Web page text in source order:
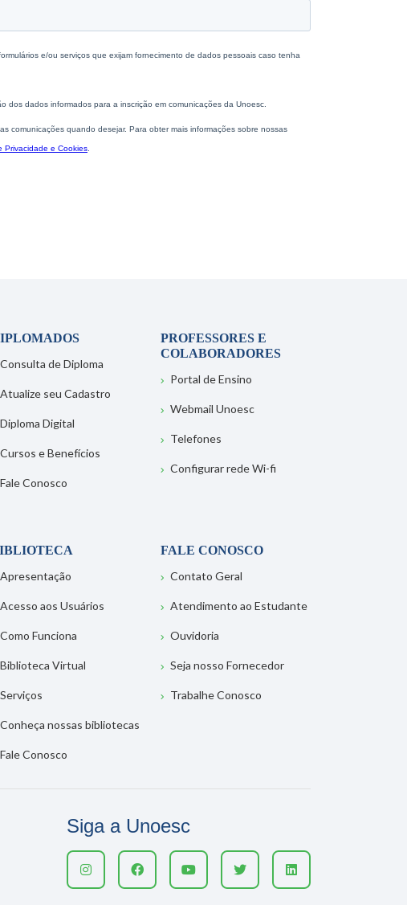
Consulta de Diploma
Atualize seu Cadastro
Diploma Digital
Cursos e Benefícios
Fale Conosco
PROFESSORES E
COLABORADORES
Portal de Ensino
Webmail Unoesc
Telefones
Configurar rede Wi-fi
Apresentação
Acesso aos Usuários
Como Funciona
Biblioteca Virtual
Serviços
Conheça nossas bibliotecas
Fale Conosco
FALE CONOSCO
Contato Geral
Atendimento ao Estudante
Ouvidoria
Seja nosso Fornecedor
Trabalhe Conosco
Siga a Unoesc